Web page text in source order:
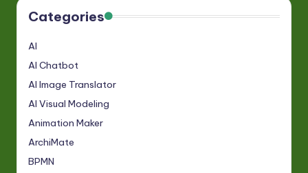
Categories
AI
AI Chatbot
AI Image Translator
AI Visual Modeling
Animation Maker
ArchiMate
BPMN